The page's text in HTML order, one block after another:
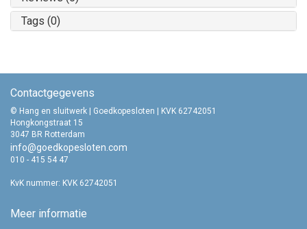
Tags (0)
Contactgegevens
© Hang en sluitwerk | Goedkopesloten | KVK 62742051
Hongkongstraat 15
3047 BR Rotterdam
info@goedkopesloten.com
010 - 415 54 47
KvK nummer: KVK 62742051
Meer informatie